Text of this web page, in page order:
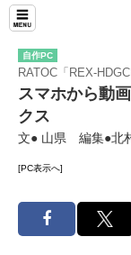
自作PC
RATOC「REX-
スマホから動
クス
文● 山県 編集●北
[PC表示へ]